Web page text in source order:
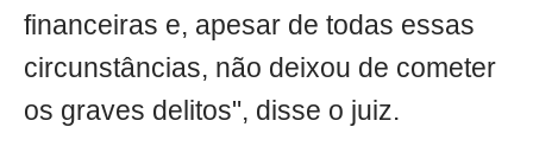
financeiras e, apesar de todas essas
circunstâncias, não deixou de cometer
os graves delitos", disse o juiz.